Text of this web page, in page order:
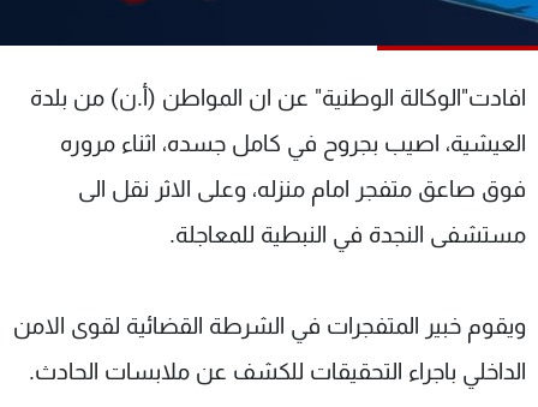
افادت"الوكالة الوطنية" عن ان المواطن (أ.ن) من بلدة
العيشية، اصيب بجروح في كامل جسده، اثناء مروره
فوق صاعق متفجر امام منزله، وعلى الاثر نقل الى
مستشفى النجدة في النبطية للمعاجلة.
ويقوم خبير المتفجرات في الشرطة القضائية لقوى الامن
الداخلي باجراء التحقيقات للكشف عن ملابسات الحادث.
شاهد البرامج
عن MTV
الإنـتـاج
لاعلاناتكم
وظائف
تواصل معنا
شروط الإسـتخدام